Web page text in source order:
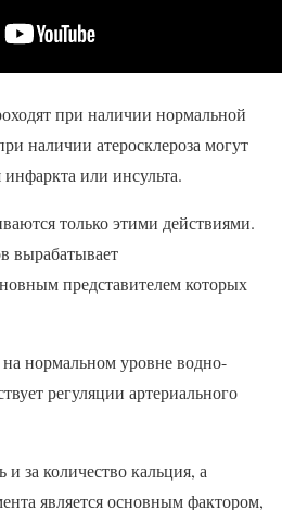
при наличии нормальной
наличии атеросклероза могут
или инсульта.
только этими действиями.
вырабатывает
представителем которых
нормальном уровне водно-
регуляции артериального
и за количество кальция, а
является основным фактором,